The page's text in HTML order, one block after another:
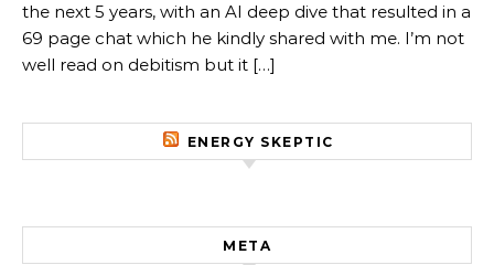
the next 5 years, with an AI deep dive that resulted in a
69 page chat which he kindly shared with me. I’m not
well read on debitism but it […]
ENERGY SKEPTIC
META